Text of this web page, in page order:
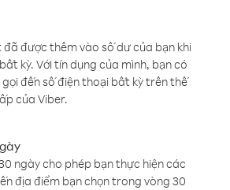
đã được thêm vào số dư của bạn khi
kỳ. Với tín dụng của mình, bạn có
đến số điện thoại bất kỳ trên thế
của Viber.
ngày cho phép bạn thực hiện các
địa điểm bạn chọn trong vòng 30